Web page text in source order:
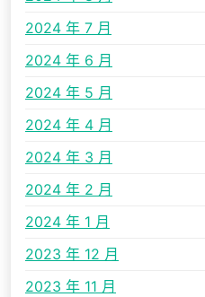
2024 年 7 月
2024 年 6 月
2024 年 5 月
2024 年 4 月
2024 年 3 月
2024 年 2 月
2024 年 1 月
2023 年 12 月
2023 年 11 月